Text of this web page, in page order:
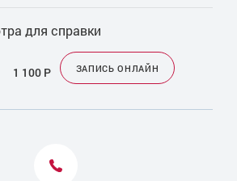
для справки
1 100 Р ЗАПИСЬ ОНЛАЙН